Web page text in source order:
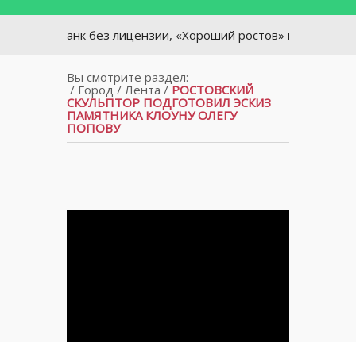
банк без лицензии, «Хороший ростов» и портрет
Вы смотрите раздел:
/ Город/ Лента / РОСТОВСКИЙ
СКУЛЬПТОР ПОДГОТОВИЛ ЭСКИЗ
ПАМЯТНИКА КЛОУНУ ОЛЕГУ
ПОПОВУ